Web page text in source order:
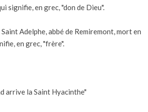
signifie, en grec, "don de Dieu".
Adelphe, abbé de Remiremont, mort en
en grec, "frère".
arrive la Saint Hyacinthe"